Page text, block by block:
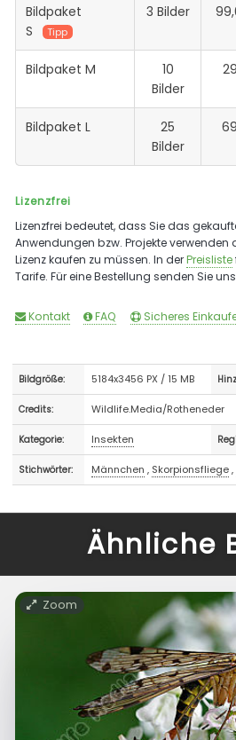
Bildpaket
S
Tipp
3 Bilder
Bildpaket M
10
Bilder
Bildpaket L
25
Bilder
Lizenzfrei
Lizenzfrei bedeutet, dass Sie das
Anwendungen bzw. Projekte verwenden
Lizenz kaufen zu müssen. In derPreisliste
Tarife. Für eine Bestellung senden Sie
Kontakt FAQ Sicheres
Bildgröße: 5184x3456 PX / 15 MB
Credits: Wildlife.Media/Rotheneder
Kategorie: Insekten
Stichwörter: Männchen , Skorpionsfliege,
Ähnliche
Zoom